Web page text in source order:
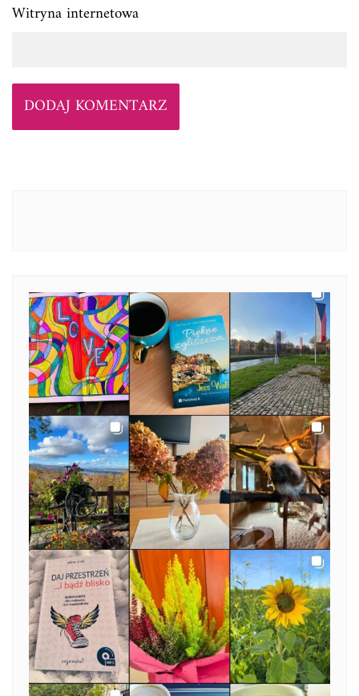
Witryna internetowa